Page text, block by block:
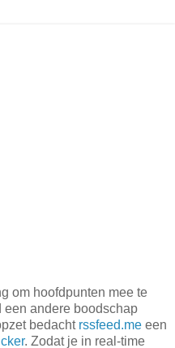
om hoofdpunten mee te
andere boodschap
bedacht rssfeed.me een
. Zodat je in real-time